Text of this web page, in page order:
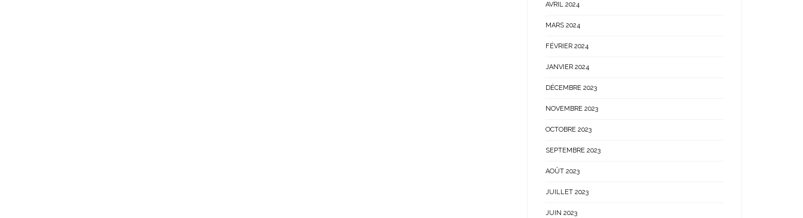
AVRIL 2024
MARS 2024
FÉVRIER 2024
JANVIER 2024
DÉCEMBRE 2023
NOVEMBRE 2023
OCTOBRE 2023
SEPTEMBRE 2023
AOÛT 2023
JUILLET 2023
JUIN 2023